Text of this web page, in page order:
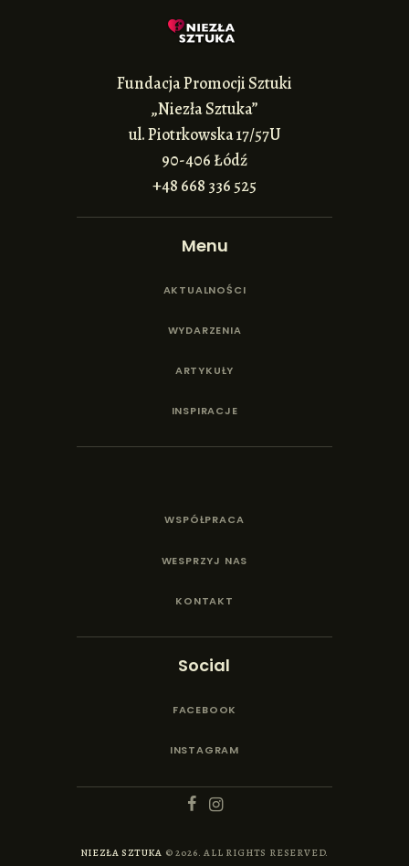
Fundacja Promocji Sztuki
„Niezła Sztuka”
ul. Piotrkowska 17/57U
90-406 Łódź
+48 668 336 525
Menu
AKTUALNOŚCI
WYDARZENIA
ARTYKUŁY
INSPIRACJE
WSPÓŁPRACA
WESPRZYJ NAS
KONTAKT
Social
FACEBOOK
INSTAGRAM
NIEZŁA SZTUKA © 2026. ALL RIGHTS RESERVED.